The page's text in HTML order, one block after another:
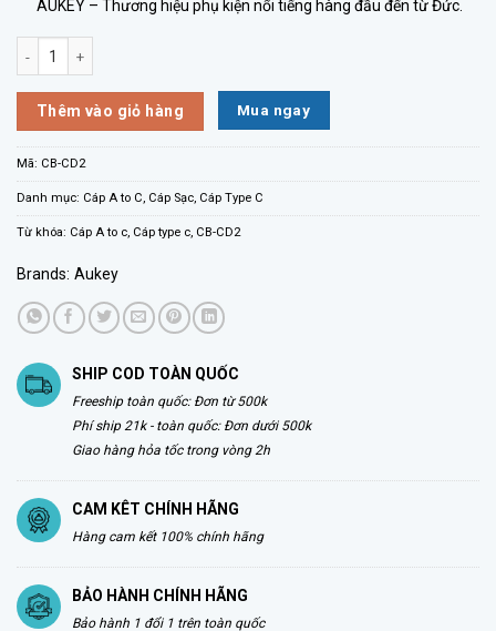
AUKEY – Thương hiệu phụ kiện nổi tiếng hàng đầu đến từ Đức.
CÁP TYPE-C AUKEY CB-CD2 HỖ TRỢ USB 3.0 số lượng
Thêm vào giỏ hàng Mua ngay
Mã: CB-CD2
Danh mục: Cáp A to C, Cáp Sạc, Cáp Type C
Từ khóa: Cáp A to c, Cáp type c, CB-CD2
Brands: Aukey
SHIP COD TOÀN QUỐC
Freeship toàn quốc: Đơn từ 500k
Phí ship 21k - toàn quốc: Đơn dưới 500k
Giao hàng hỏa tốc trong vòng 2h
CAM KÊT CHÍNH HÃNG
Hàng cam kết 100% chính hãng
BẢO HÀNH CHÍNH HÃNG
Bảo hành 1 đổi 1 trên toàn quốc